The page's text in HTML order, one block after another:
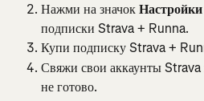
Нажми на значок Настройки
подписки Strava + Runna.
Купи подписку Strava +
Свяжи свои аккаунты
не готово.